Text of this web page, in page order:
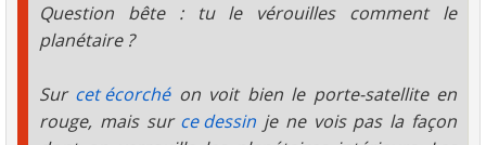
Question bête : tu le vérouilles comment le
planétaire ?
Sur cet écorchéon voit bien le porte-satellite en
rouge, mais sur ce dessin je ne vois pas la façon